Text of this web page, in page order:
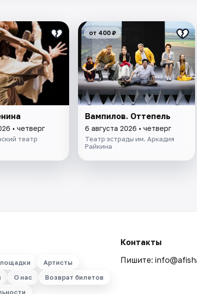
• четверг
театр
от 400 ₽
Вампилов. Оттепель
6 августа 2026 • четверг
Театр эстрады им. Аркадия
Райкина
Артисты
О нас
Возврат билетов
Контакты
Пишите: